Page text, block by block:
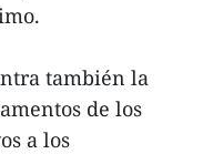
también la
de los
a los